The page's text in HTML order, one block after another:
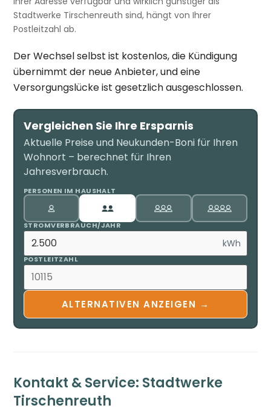
Stadtwerke Tirschenreuth sind, hängt von Ihrer
Postleitzahl ab.
Der Wechsel selbst ist kostenlos, die Kündigung
übernimmt der neue Anbieter, und eine
Versorgungslücke ist gesetzlich ausgeschlossen.
Vergleichen Sie Ihre Ersparnis
Aktuelle Preise und Neukunden-Boni für Ihren
Wohnort – berechnet für Ihren
Jahresverbrauch.
PERSONEN IM HAUSHALT
STROMVERBRAUCH/JAHR
kWh
POSTLEITZAHL
ALTERNATIVEN ANZEIGEN →
Kontakt & Service: Stadtwerke
Tirschenreuth